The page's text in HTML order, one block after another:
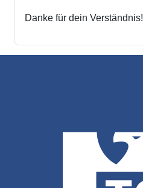
Danke für dein Verständnis!